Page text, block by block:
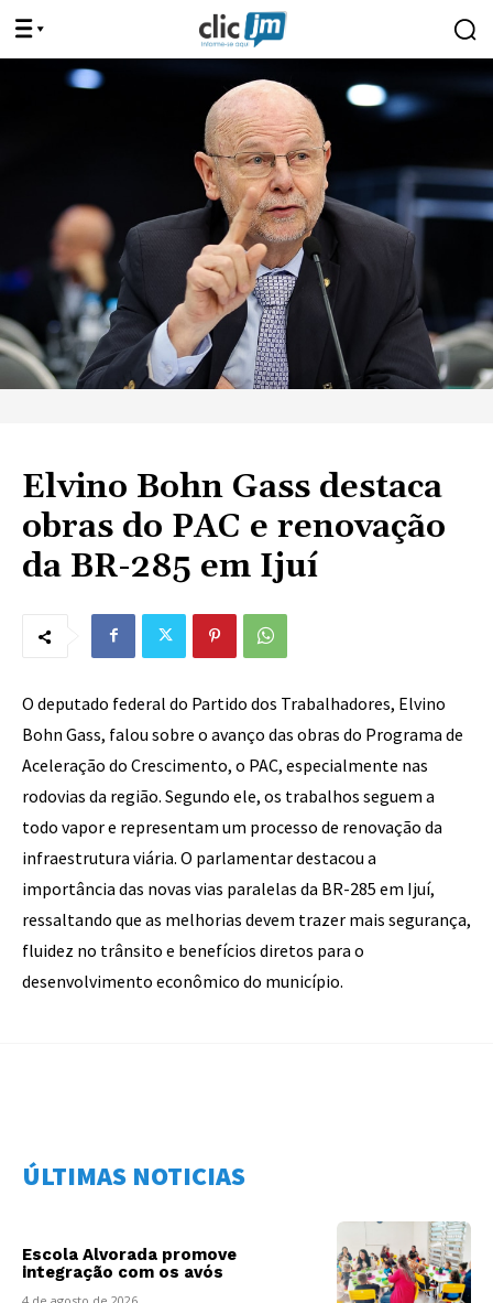
Elvino Bohn Gass destaca
obras do PAC e renovação
da BR-285 em Ijuí
O deputado federal do Partido dos Trabalhadores, Elvino
Bohn Gass, falou sobre o avanço das obras do Programa de
Aceleração do Crescimento, o PAC, especialmente nas
rodovias da região. Segundo ele, os trabalhos seguem a
todo vapor e representam um processo de renovação da
infraestrutura viária. O parlamentar destacou a
importância das novas vias paralelas da BR-285 em Ijuí,
ressaltando que as melhorias devem trazer mais segurança,
fluidez no trânsito e benefícios diretos para o
desenvolvimento econômico do município.
ÚLTIMAS NOTICIAS
Escola Alvorada promove
integração com os avós